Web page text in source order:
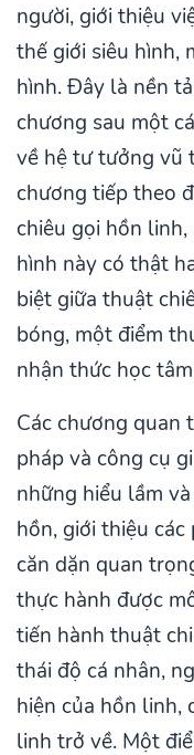
người, giới thiệu
thế giới siêu hình,
hình. Đây là nền
chương sau một
về hệ tư tưởng vũ
chương tiếp theo
chiêu gọi hồn
hình này có thật
biệt giữa thuật
bóng, một điểm
nhận thức học
Các chương
pháp và công cụ
những hiểu lầm
hồn, giới thiệu
căn dặn quan
thực hành được
tiến hành thuật
thái độ cá nhân,
hiện của hồn linh,
linh trở về. Một